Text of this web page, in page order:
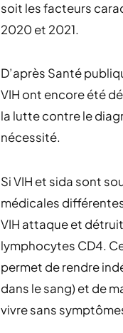
soit les facteurs
2020 et 2021.
D’après Santé
VIH ont encore été
la lutte contre le
nécessité.
Si VIH et sida sont
médicales
VIH attaque et
lymphocytes CD4.
permet de rendre
dans le sang) et de
vivre sans